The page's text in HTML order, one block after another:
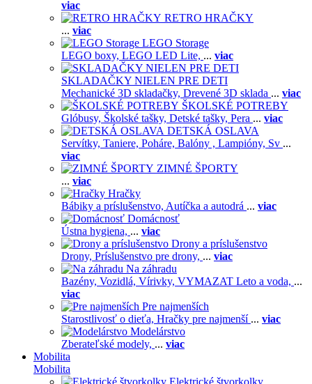
viac
RETRO HRAČKY
... viac
LEGO Storage
LEGO boxy, LEGO LED Lite, ... viac
SKLADAČKY NIELEN PRE DETI
Mechanické 3D skladačky, Drevené 3D sklada ... viac
ŠKOLSKÉ POTREBY
Glóbusy, Školské tašky, Detské tašky, Pera ... viac
DETSKÁ OSLAVA
Servítky, Taniere, Poháre, Balóny , Lampióny, Sv ...
viac
ZIMNÉ ŠPORTY
... viac
Hračky
Bábiky a príslušenstvo, Autíčka a autodrá ... viac
Domácnosť
Ústna hygiena, ... viac
Drony a príslušenstvo
Drony, Príslušenstvo pre drony, ... viac
Na záhradu
Bazény, Vozidlá, Vírivky, VYMAZAT Leto a voda, ...
viac
Pre najmenších
Starostlivosť o dieťa, Hračky pre najmenší ... viac
Modelárstvo
Zberateľské modely, ... viac
Mobilita
Mobilita
Elektrické štvorkolky